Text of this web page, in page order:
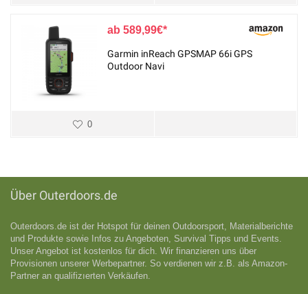
589,99€
Garmin inReach GPSMAP 66i GPS
Outdoor Navi
0
Über Outerdoors.de
Outerdoors.de ist der Hotspot für deinen Outdoorsport, Materialberichte
und Produkte sowie Infos zu Angeboten, Survival Tipps und Events.
Unser Angebot ist kostenlos für dich. Wir finanzieren uns über
Provisionen unserer Werbepartner. So verdienen wir z.B. als Amazon-
Partner an qualifizıerten Verkäufen.